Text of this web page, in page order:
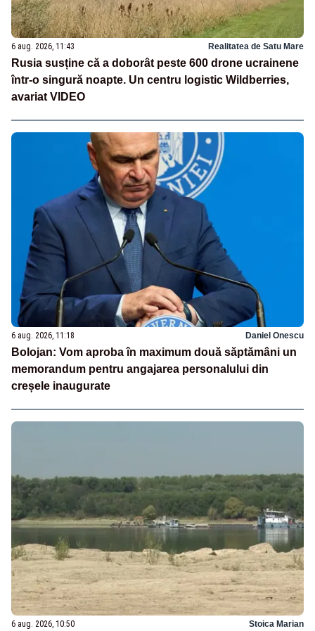
6 aug. 2026, 11:43 Realitatea de Satu Mare
Rusia susține că a doborât peste 600 drone ucrainene
într-o singură noapte. Un centru logistic Wildberries,
avariat VIDEO
6 aug. 2026, 11:18 Daniel Onescu
Bolojan: Vom aproba în maximum două săptămâni un
memorandum pentru angajarea personalului din
creșele inaugurate
6 aug. 2026, 10:50 Stoica Marian